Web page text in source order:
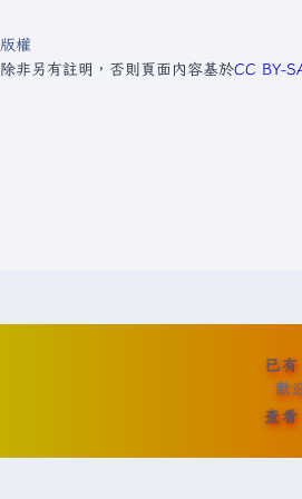
版權
除非另有註明，否則頁面內容基於CC BY-
已有
歡
查看